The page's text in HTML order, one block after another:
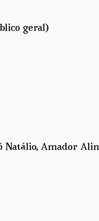
geral)
Natálio, Amador